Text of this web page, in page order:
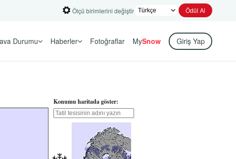
Ölçü birimlerini değiştir Ödül Al
Durumu Haberler Fotoğraflar MySnow Giriş Yap
Konumu haritada göster: